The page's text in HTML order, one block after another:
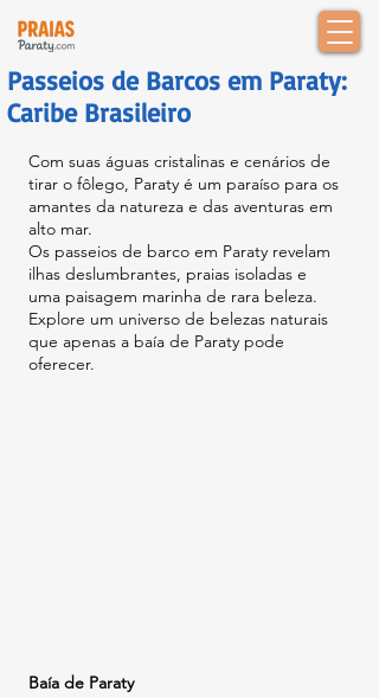
Passeios de Barcos em Paraty:
Caribe Brasileiro
Com suas águas cristalinas e cenários de
tirar o fôlego, Paraty é um paraíso para os
amantes da natureza e das aventuras em
alto mar.
Os passeios de barco em Paraty revelam
ilhas deslumbrantes, praias isoladas e
uma paisagem marinha de rara beleza.
Explore um universo de belezas naturais
que apenas a baía de Paraty pode
oferecer.
Baía de Paraty